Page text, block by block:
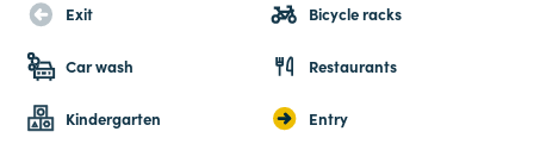
Exit Bicycle racks
Car wash Restaurants
Kindergarten Entry